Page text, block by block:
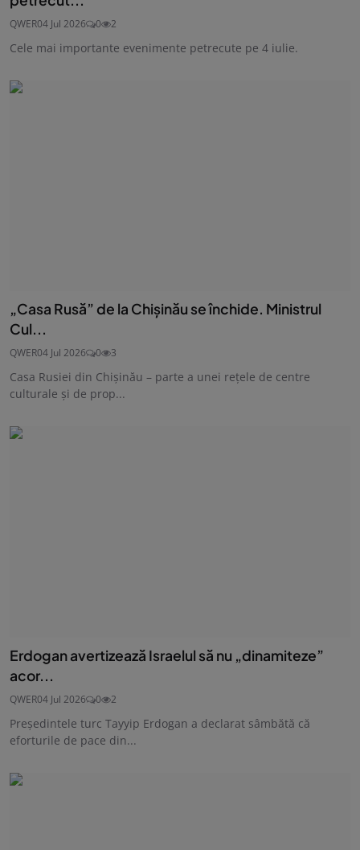
QWER04 Jul 2026 0 2
Cele mai importante evenimente petrecute pe 4 iulie.
„Casa Rusă” de la Chișinău se închide. Ministrul
Cul...
QWER04 Jul 2026 0 3
Casa Rusiei din Chișinău – parte a unei rețele de centre
culturale și de prop...
Erdogan avertizează Israelul să nu „dinamiteze”
acor...
QWER04 Jul 2026 0 2
Preşedintele turc Tayyip Erdogan a declarat sâmbătă că
eforturile de pace din...